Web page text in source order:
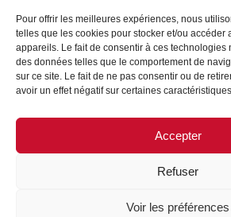
Pour offrir les meilleures expériences, nous
telles que les cookies pour stocker et/ou accéder
appareils. Le fait de consentir à ces technologies
des données telles que le comportement de
sur ce site. Le fait de ne pas consentir ou de
avoir un effet négatif sur certaines
Accepter
Refuser
Voir les préférences
Produit
Lire la suite
Produit
Lire la